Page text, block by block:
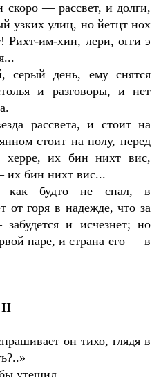
скоро — рассвет, и долги,
узких улиц, но йетцт нох
им-хин, лери, огги э
серый день, ему снятся
и разговоры, и нет
рассвета, и стоит на
стоит на полу, перед
херре, их бин нихт вис,
их бин нихт вис...
как будто не спал, в
от горя в надежде, что за
и исчезнет; но
паре, и страна его — в
II
он тихо, глядя в
утешил...